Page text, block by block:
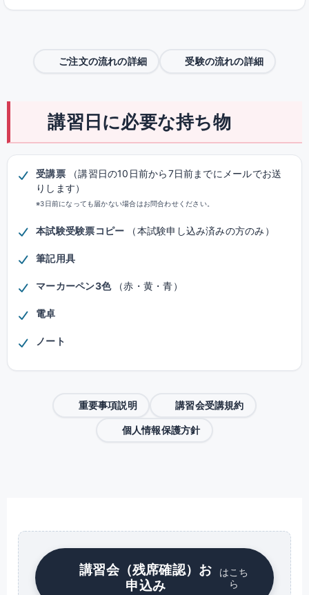
ご注文の流れの詳細 受験の流れの詳細
講習日に必要な持ち物
受講票
（講習日の10日前から7日前までにメールでお送
りします）
※3日前になっても届かない場合はお問合わせください。
本試験受験票コピー （本試験申し込み済みの方のみ）
筆記用具
マーカーペン3色 （赤・黄・青）
電卓
ノート
重要事項説明 講習会受講規約
個人情報保護方針
講習会（残席確認）お
申込み
はこち
ら